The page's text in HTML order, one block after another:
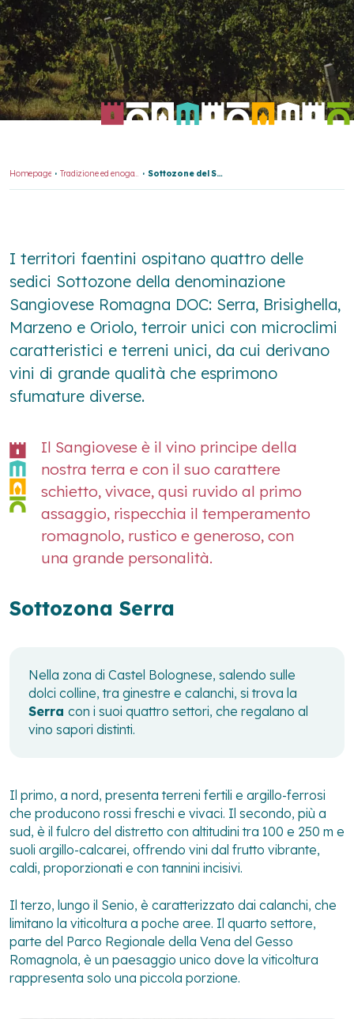
Homepage Tradizione ed enogastronomia Sottozone del Sangiovese
I territori faentini ospitano quattro delle
sedici Sottozone della denominazione
Sangiovese Romagna DOC: Serra, Brisighella,
Marzeno e Oriolo, terroir unici con microclimi
caratteristici e terreni unici, da cui derivano
vini di grande qualità che esprimono
sfumature diverse.
Il Sangiovese è il vino principe della
nostra terra e con il suo carattere
schietto, vivace, qusi ruvido al primo
assaggio, rispecchia il temperamento
romagnolo, rustico e generoso, con
una grande personalità.
Sottozona Serra
Nella zona di Castel Bolognese, salendo sulle
dolci colline, tra ginestre e calanchi, si trova la
Serra con i suoi quattro settori, che regalano al
vino sapori distinti.
Il primo, a nord, presenta terreni fertili e argillo-ferrosi
che producono rossi freschi e vivaci. Il secondo, più a
sud, è il fulcro del distretto con altitudini tra 100 e 250 m e
suoli argillo-calcarei, offrendo vini dal frutto vibrante,
caldi, proporzionati e con tannini incisivi.
Il terzo, lungo il Senio, è caratterizzato dai calanchi, che
limitano la viticoltura a poche aree. Il quarto settore,
parte del Parco Regionale della Vena del Gesso
Romagnola, è un paesaggio unico dove la viticoltura
rappresenta solo una piccola porzione.